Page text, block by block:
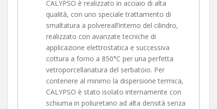
CALYPSO è realizzato in acciaio di alta
qualità, con uno speciale trattamento di
smaltatura a polvereall’interno del cilindro,
realizzato con avanzate tecniche di
applicazione elettrostatica e successiva
cottura a forno a 850°C per una perfetta
vetroporcellanatura del serbatoio. Per
contenere al minimo la dispersione termica,
CALYPSO è stato isolato internamente con
schiuma in poliuretano ad alta densità senza